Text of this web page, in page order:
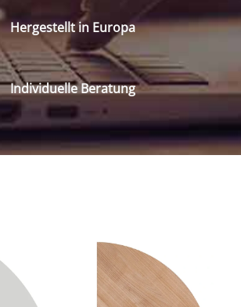
Hergestellt in Europa
Individuelle Beratung